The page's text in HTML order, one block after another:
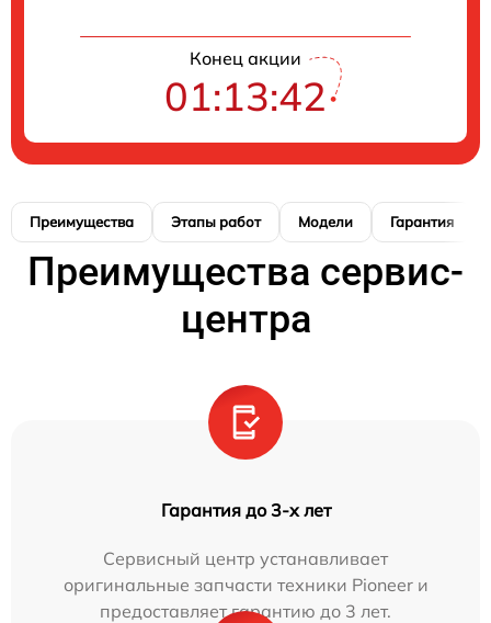
Конец акции
01:13:41
Преимущества Этапы работ Модели Гарантия
Преимущества сервис-
центра
Гарантия до 3-х лет
Сервисный центр устанавливает
оригинальные запчасти техники Pioneer и
предоставляет гарантию до 3 лет.